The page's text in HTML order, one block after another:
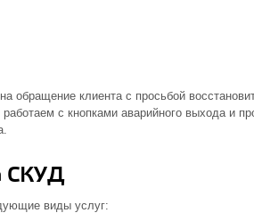
обращение клиента с просьбой
с кнопками аварийного выхода и
СКУД
виды услуг: